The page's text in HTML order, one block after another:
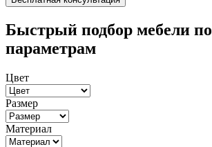
Быстрый подбор мебели по
параметрам
Цвет
Размер
Материал